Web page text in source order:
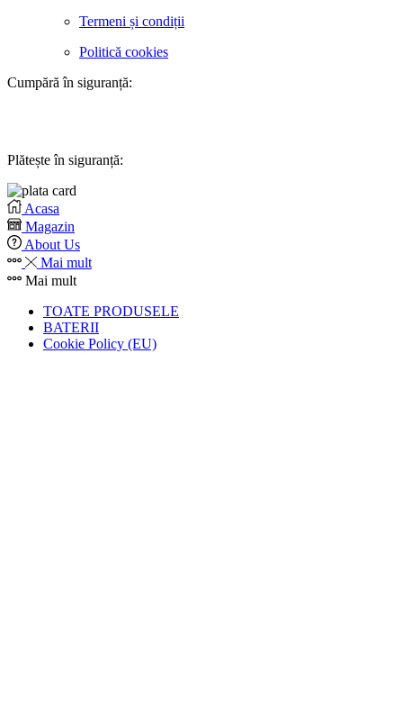
Termeni și condiții
Politică cookies
Cumpără în siguranță:
Plătește în siguranță:
Acasa
Magazin
About Us
Mai mult
Mai mult
TOATE PRODUSELE
BATERII
Cookie Policy (EU)